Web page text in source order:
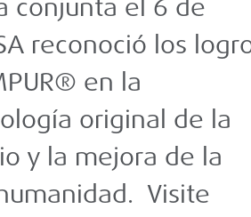
la NASA. En una
conjunta el 6 de
reconoció los logros
en la
original de la
y la mejora de la